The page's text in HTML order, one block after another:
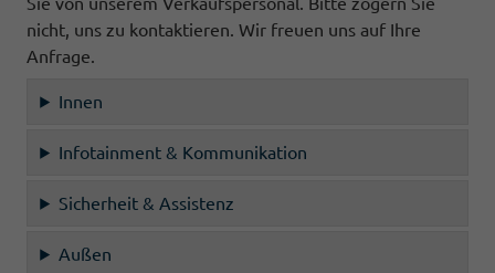
nicht, uns zu kontaktieren. Wir freuen uns auf Ihre
Anfrage.
Innen
Infotainment & Kommunikation
Sicherheit & Assistenz
Außen